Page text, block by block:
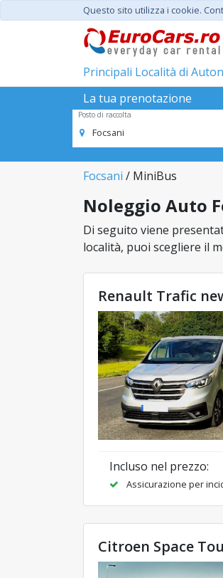
Questo sito utilizza i cookie.
Principali Località di
La tua prenotazione
Posto di raccolta
Focsani
Focsani / MiniBus
Noleggio Auto
Di seguito viene
località, puoi scegliere il
Renault Trafic
Incluso nel prezzo:
Assicurazione per
Citroen Space